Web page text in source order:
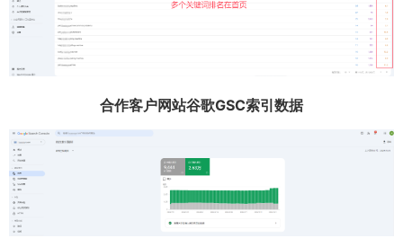
合作客户网站谷歌GSC索引数据